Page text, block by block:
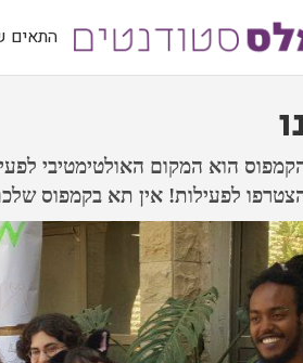
התאים
הוא המקום האולטימטיבי
לפעילות! אין תא בקמפוס